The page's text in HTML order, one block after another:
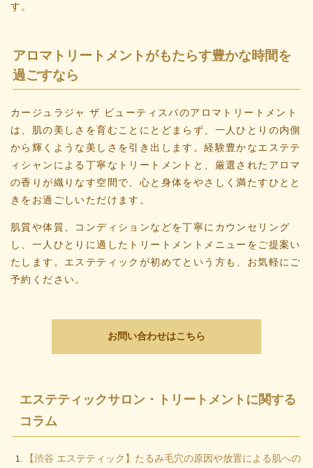
す。
アロマトリートメントがもたらす豊かな時間を
過ごすなら
カージュラジャ ザ ビューティスパのアロマトリートメント
は、肌の美しさを育むことにとどまらず、一人ひとりの内側
から輝くような美しさを引き出します。経験豊かなエステテ
ィシャンによる丁寧なトリートメントと、厳選されたアロマ
の香りが織りなす空間で、心と身体をやさしく満たすひとと
きをお過ごしいただけます。
肌質や体質、コンディションなどを丁寧にカウンセリング
し、一人ひとりに適したトリートメントメニューをご提案い
たします。エステティックが初めてという方も、お気軽にご
予約ください。
お問い合わせはこちら
エステティックサロン・トリートメントに関する
コラム
【渋谷 エステティック】たるみ毛穴の原因や放置による肌への